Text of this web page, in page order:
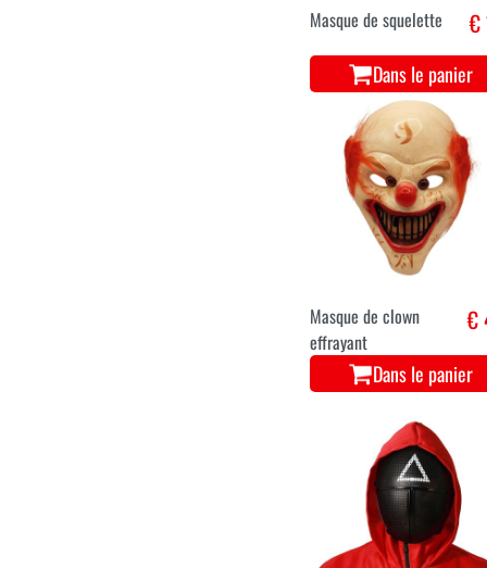
Masque de squelette €
Dans le panier
Masque de clown
effrayant
€
Dans le panier